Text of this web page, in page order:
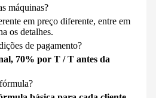
máquinas?
em preço diferente, entre em
os detalhes.
de pagamento?
70% por T / T antes da